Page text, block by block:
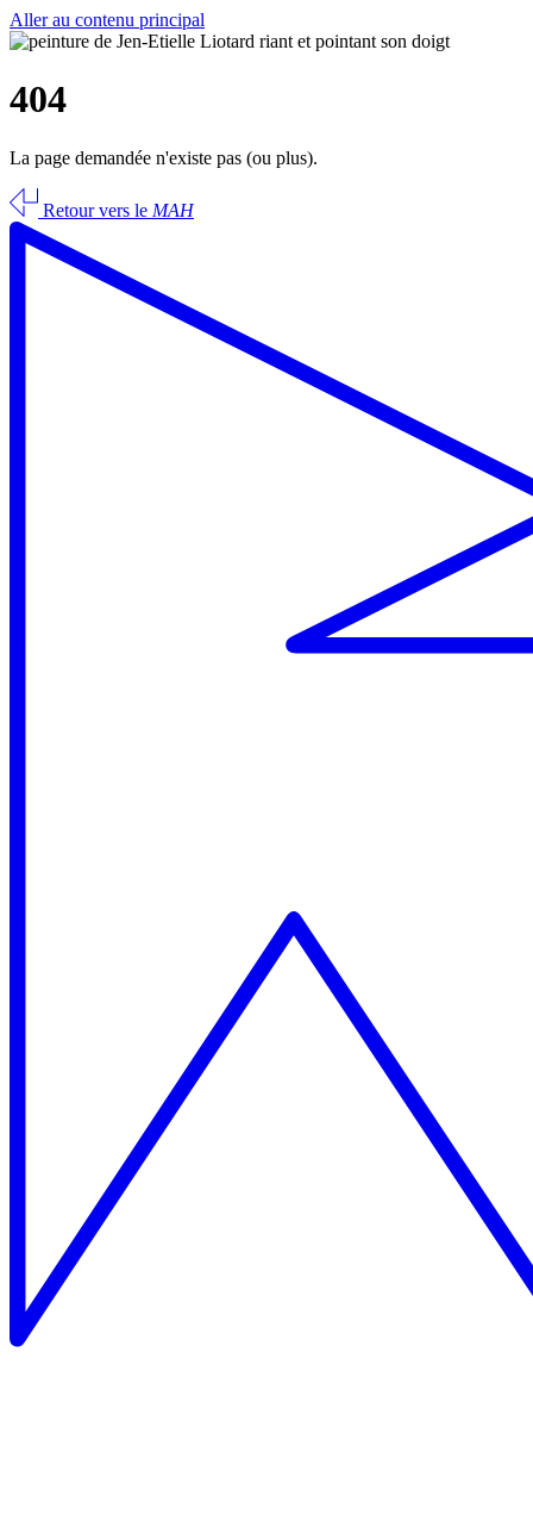
Aller au contenu principal
404
La page demandée n'existe pas (ou plus).
Retour vers le MAH